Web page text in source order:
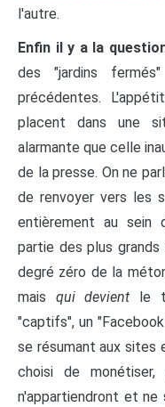
l'autre.
Enfin il y a la
des "jardins
précédentes.
placent dans une
alarmante que celle
de la presse. On ne
de renvoyer vers les
entièrement au sein
partie des plus
degré zéro de la
mais qui devient le
"captifs", un
se résumant aux sites
choisi de
n'appartiendront et ne